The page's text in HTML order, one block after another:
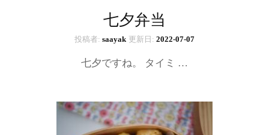
七夕弁当
投稿者: saayak 更新日: 2022-07-07
七夕ですね。 タイミ …